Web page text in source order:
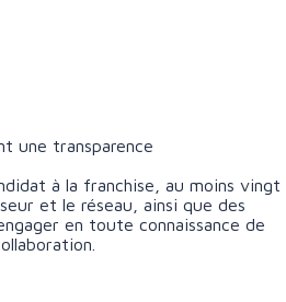
une transparence
à la franchise, au moins vingt
et le réseau, ainsi que des
en toute connaissance de